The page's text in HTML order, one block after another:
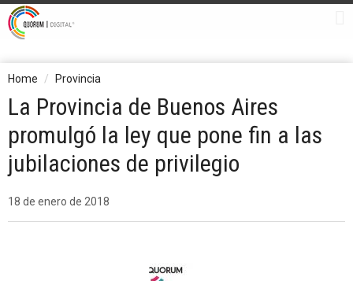
Home Provincia
La Provincia de Buenos Aires
promulgó la ley que pone fin a las
jubilaciones de privilegio
18 de enero de 2018